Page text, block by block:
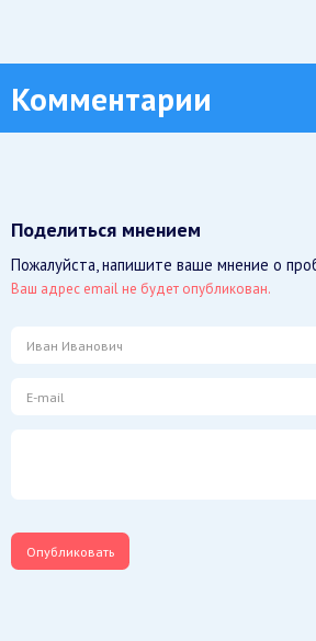
Комментарии
Поделиться мнением
Пожалуйста, напишите ваше мнение о
Ваш адрес email не будет опубликован.